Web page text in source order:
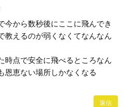
今から数秒後にここに飛んでき
教えるのが弱くなくてなんなん
時点で安全に飛べるところなん
恩恵ない場所しかなくなる
返信